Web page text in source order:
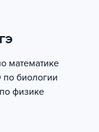
математике
биологии
физике